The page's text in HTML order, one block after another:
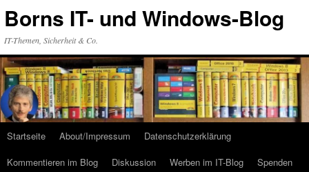
Inhalt
Borns IT- und Windows-Blog
IT-Themen, Sicherheit & Co.
Startseite About/Impressum
Datenschutzerklärung
Kommentieren im Blog
Diskussion Werben im IT-Blog
Spenden